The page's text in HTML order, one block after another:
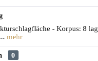
- Korpus: 8
mehr
0